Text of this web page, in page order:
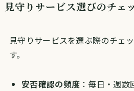
見守りサービス選びのチェ
見守りサービスを選ぶ際のチェ
す。
安否確認の頻度 ：毎日・週数